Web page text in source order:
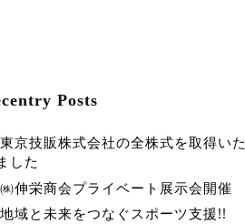
Posts
東京技販株式会社の全株式を取得いた
した
㈱伸栄商会プライベート展示会開催
地域と未来をつなぐスポーツ支援!!